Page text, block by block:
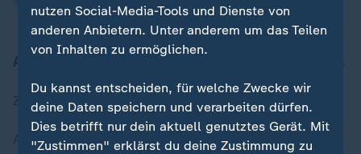
Zuletzt veröffentlicht
Aktuelle Sendungs-Videos
nutzen Social-Media-Tools und Dienste von
anderen Anbietern. Unter anderem um das Teilen
von Inhalten zu ermöglichen.
Du kannst entscheiden, für welche Zwecke wir
deine Daten speichern und verarbeiten dürfen.
Dies betrifft nur dein aktuell genutztes Gerät. Mit
"Zustimmen" erklärst du deine Zustimmung zu